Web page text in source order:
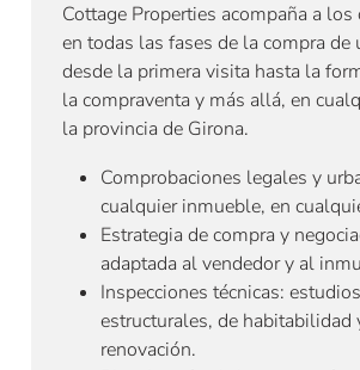
Cottage Properties acompaña a los
en todas las fases de la compra de
desde la primera visita hasta la
la compraventa y más allá, en
la provincia de Girona.
Comprobaciones legales y
cualquier inmueble, en
Estrategia de compra y
adaptada al vendedor y al
Inspecciones técnicas: estudios
estructurales, de habitabilidad
renovación.